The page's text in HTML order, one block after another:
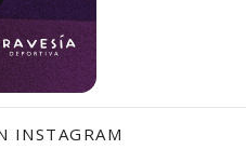
INSTAGRAM